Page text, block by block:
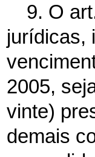
9. O
jurídicas,
2005,
vinte)
demais